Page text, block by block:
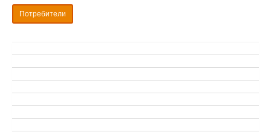
Потребители